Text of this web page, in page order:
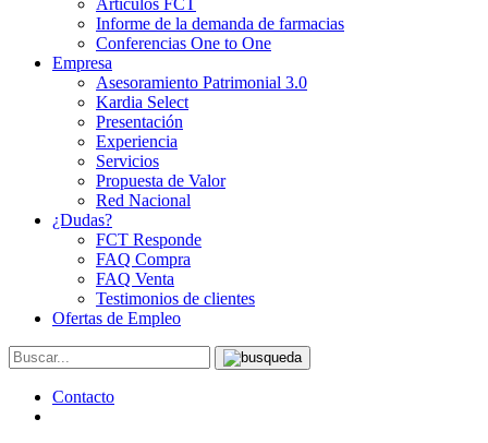
Artículos FCT
Informe de la demanda de farmacias
Conferencias One to One
Empresa
Asesoramiento Patrimonial 3.0
Kardia Select
Presentación
Experiencia
Servicios
Propuesta de Valor
Red Nacional
¿Dudas?
FCT Responde
FAQ Compra
FAQ Venta
Testimonios de clientes
Ofertas de Empleo
Contacto